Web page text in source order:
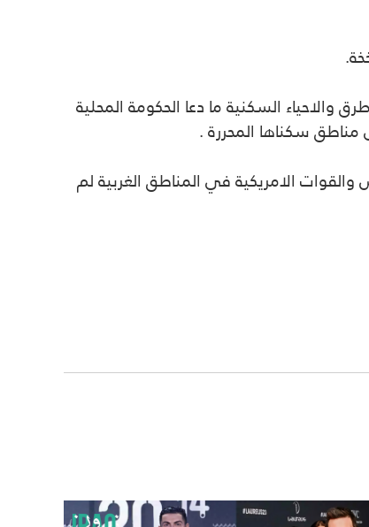
السكنية ما دعا الحكومة المحلية
مناطق سكناها المحررة .
الامريكية في المناطق الغربية لم